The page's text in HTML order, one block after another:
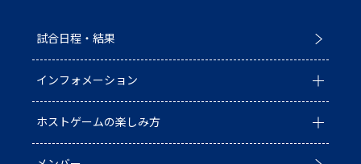
試合日程・結果
インフォメーション
全ての記事
ホストゲームの楽しみ方